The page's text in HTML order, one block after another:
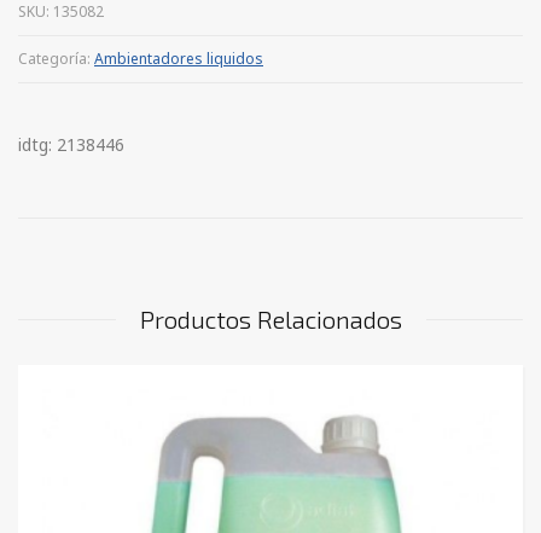
SKU: 135082
Categoría: Ambientadores liquidos
idtg: 2138446
Productos Relacionados